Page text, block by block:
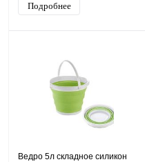
Подробнее
Ведро 5л складное силикон